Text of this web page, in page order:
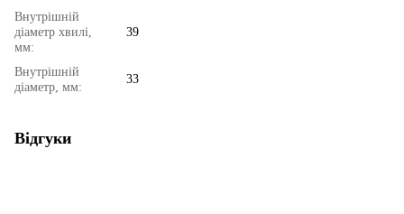
Внутрішній
діаметр хвилі,
мм:
39
Внутрішній
діаметр, мм:
33
Відгуки